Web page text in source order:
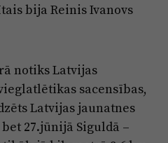
bija Reinis Ivanovs
notiks Latvijas
sacensības,
Latvijas jaunatnes
27.jūnijā Siguldā –